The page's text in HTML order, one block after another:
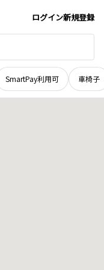
ログイン新規登録
SmartPay利用可 車椅子